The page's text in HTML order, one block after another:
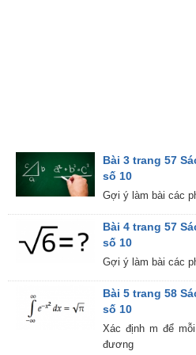
Bài 3 trang 57
số 10
Gợi ý làm bài các
Bài 4 trang 57
số 10
Gợi ý làm bài các
Bài 5 trang 58
số 10
Xác định m để
đương